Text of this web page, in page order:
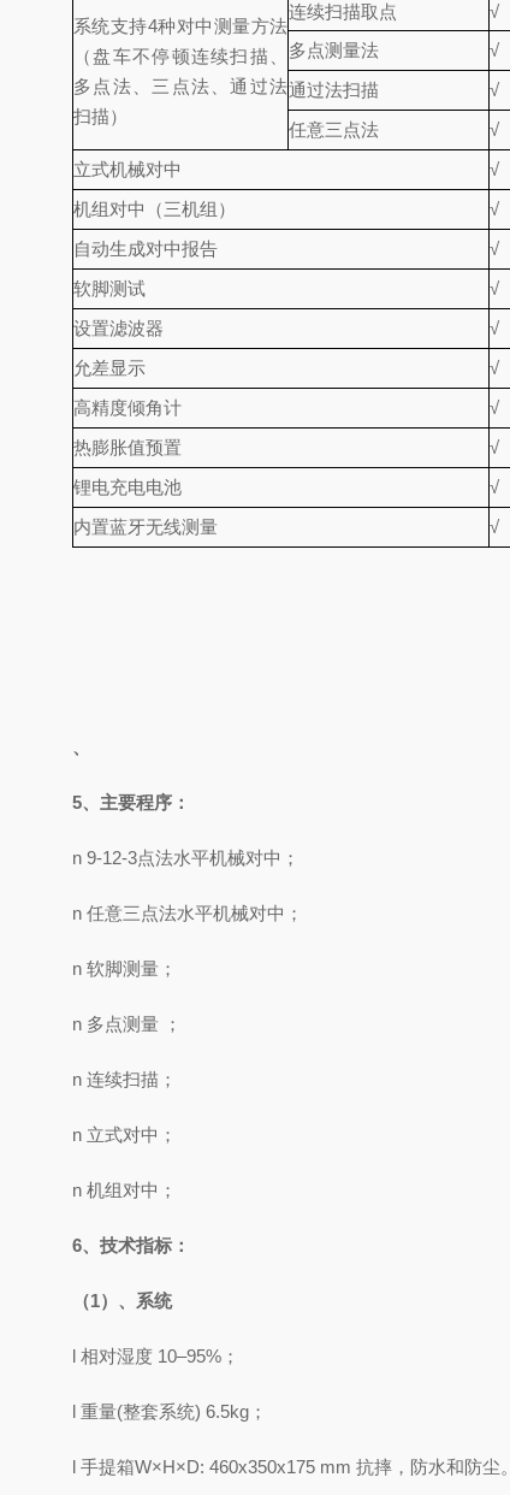
系统支持4种对中测量方法
（盘车不停顿连续扫描、
多点法、三点法、通过法
扫描）
连续扫描取点
√
多点测量法
√
通过法扫描
√
任意三点法
√
立式机械对中
√
机组对中（三机组）
√
自动生成对中报告
√
软脚测试
√
设置滤波器
√
允差显示
√
高精度倾角计
√
热膨胀值预置
√
锂电充电电池
√
内置蓝牙无线测量
√
、
5、主要程序：
n 9-12-3点法水平机械对中；
n 任意三点法水平机械对中；
n 软脚测量；
n 多点测量 ；
n 连续扫描；
n 立式对中；
n 机组对中；
6、技术指标：
（1）、系统
l 相对湿度 10–95%；
l 重量(整套系统) 6.5kg；
l 手提箱W×H×D: 460x350x175 mm 抗摔，防水和防尘。